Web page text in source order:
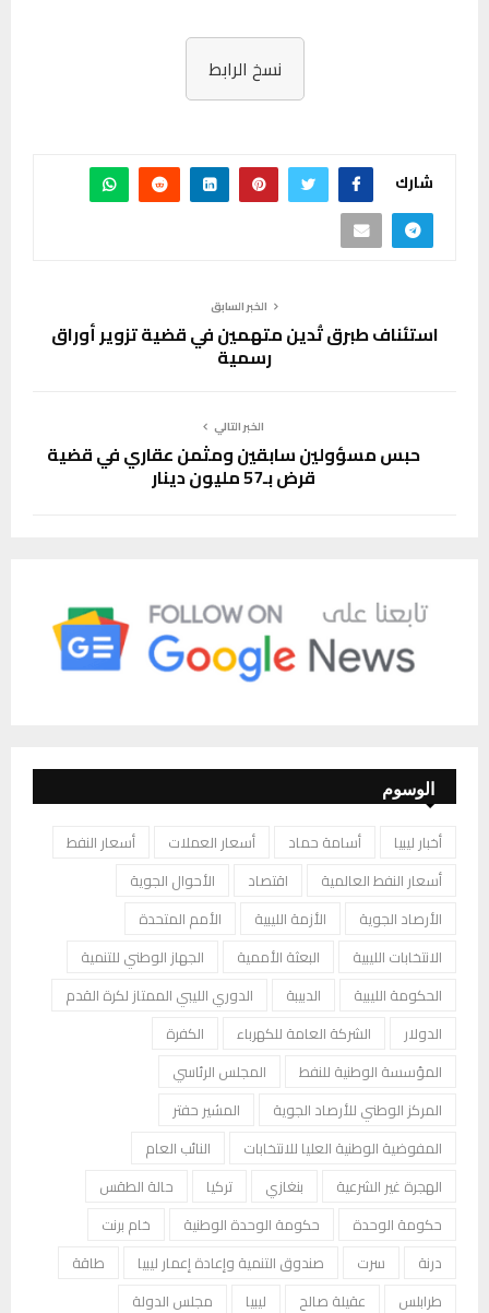
نسخ الرابط
شارك
الخبر السابق
استئناف طبرق تُدين متهمين في قضية تزوير أوراق
رسمية
الخبر التالي
حبس مسؤولين سابقين ومثمن عقاري في قضية
قرض بـ57 مليون دينار
الوسوم
أخبار ليبيا أسامة حماد أسعار العملات
أسعار النفط
أسعار النفط العالمية
اقتصاد
الأحوال الجوية
الأرصاد الجوية
الأزمة الليبية
الأمم المتحدة
الانتخابات الليبية
البعثة الأممية
الجهاز الوطني للتنمية
الحكومة الليبية
الدبيبة
الدوري الليبي الممتاز لكرة القدم
الدولار
الشركة العامة للكهرباء
الكفرة
المؤسسة الوطنية للنفط
المجلس الرئاسي
المركز الوطني للأرصاد الجوية
المشير حفتر
المفوضية الوطنية العليا للانتخابات
النائب العام
الهجرة غير الشرعية
بنغازي تركيا
حالة الطقس
حكومة الوحدة
حكومة الوحدة الوطنية
خام برنت
درنة
سرت صندوق التنمية وإعادة إعمار ليبيا
طاقة
طرابلس
عقيلة صالح ليبيا
مجلس الدولة